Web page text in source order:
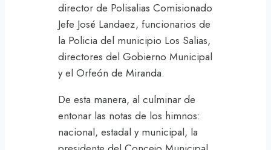
director de Polisalias Comisionado
Jefe José Landaez, funcionarios de
la Policia del municipio Los Salias,
directores del Gobierno Municipal
y el Orfeón de Miranda.
De esta manera, al culminar de
entonar las notas de los himnos:
nacional, estadal y municipal, la